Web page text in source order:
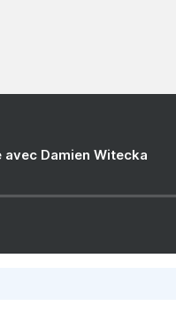
Damien Witecka